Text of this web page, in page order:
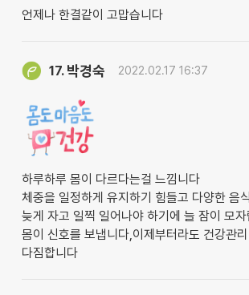
언제나 한결같이 고맙습니다
17. 박경숙 2022.02.17 16:37
하루하루 몸이 다르다는걸 느낌니다
체중을 일정하게 유지하기 힘들고 다양한 음
늦게 자고 일찍 일어나야 하기에 늘 잠이 모
몸이 신호를 보냅니다,이제부터라도 건강관
다짐합니다